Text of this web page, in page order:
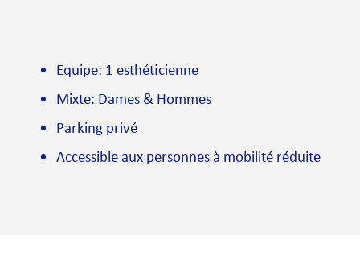
Equipe: 1 esthéticienne
Mixte: Dames & Hommes
Parking privé
Accessible aux personnes à mobilité réduite